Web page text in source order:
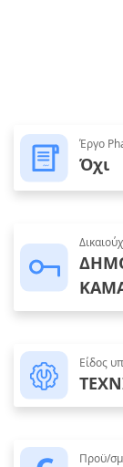
Έργο
Όχι
Είδος
Προϋ/